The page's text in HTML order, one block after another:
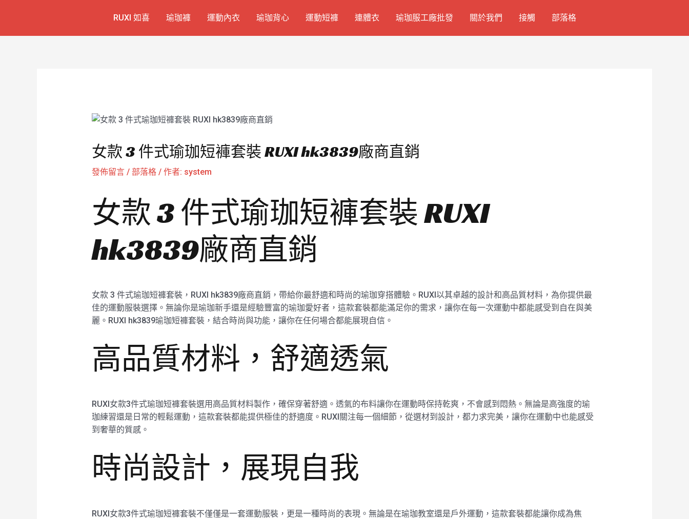
RUXI 如喜 瑜珈褲 運動內衣 瑜珈背心 運動短褲 連體衣 瑜珈服工廠批發 關於我們 接觸 部落格
女款 3 件式瑜珈短褲套裝 RUXI hk3839廠商直銷
發佈留言 / 部落格/ 作者: system
女款 3 件式瑜珈短褲套裝 RUXI
hk3839廠商直銷
女款 3 件式瑜珈短褲套裝，RUXI hk3839廠商直銷，帶給你最舒適和時尚的瑜珈穿搭體驗。RUXI以其卓越的設計和高品質材料，為你提供最
佳的運動服裝選擇。無論你是瑜珈新手還是經驗豐富的瑜珈愛好者，這款套裝都能滿足你的需求，讓你在每一次運動中都能感受到自在與美
麗。RUXI hk3839瑜珈短褲套裝，結合時尚與功能，讓你在任何場合都能展現自信。
高品質材料，舒適透氣
RUXI女款3件式瑜珈短褲套裝選用高品質材料製作，確保穿著舒適。透氣的布料讓你在運動時保持乾爽，不會感到悶熱。無論是高強度的瑜
珈練習還是日常的輕鬆運動，這款套裝都能提供極佳的舒適度。RUXI關注每一個細節，從選材到設計，都力求完美，讓你在運動中也能感受
到奢華的質感。
時尚設計，展現自我
RUXI女款3件式瑜珈短褲套裝不僅僅是一套運動服裝，更是一種時尚的表現。無論是在瑜珈教室還是戶外運動，這款套裝都能讓你成為焦